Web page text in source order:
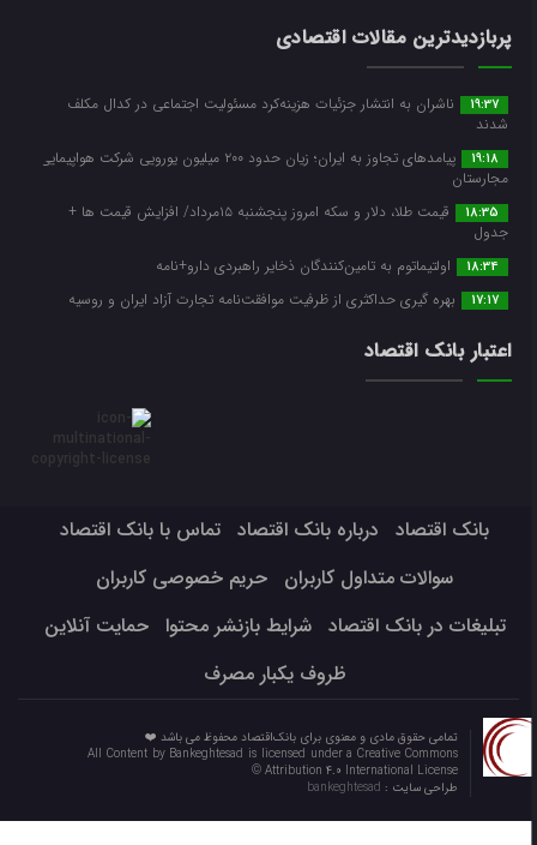
پربازدیدترین مقالات اقتصادی
19:37
ناشران به انتشار جزئیات هزینه‌کرد مسئولیت اجتماعی در کدال مکلف
شدند
19:18
پیامدهای تجاوز به ایران؛ زیان حدود ۲۰۰ میلیون یورویی شرکت هواپیمایی
مجارستان
18:35
قیمت طلا، دلار و سکه امروز پنجشنبه ۱۵مرداد/ افزایش قیمت ها +
جدول
18:34 اولتیماتوم به تامین‌کنندگان ذخایر راهبردی دارو+نامه
17:17 بهره گیری حداکثری از ظرفیت موافقت‌نامه تجارت آزاد ایران و روسیه
اعتبار بانک اقتصاد
بانک اقتصاد درباره بانک اقتصاد
تماس با بانک اقتصاد
سوالات متداول کاربران
حریم خصوصی کاربران
تبلیغات در بانک اقتصاد
شرایط بازنشر محتوا
حمایت آنلاین
ظروف یکبار مصرف
تمامی حقوق مادی و معنوی برای بانک‌اقتصاد محفوظ می باشد ❤️
All Content by Bankeghtesad is licensed under a Creative Commons
Attribution 4.0 International License ©️
طراحی سایت :